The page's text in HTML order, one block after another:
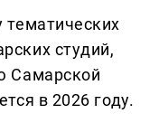
тематических
студий,
Самарской
в 2026 году.